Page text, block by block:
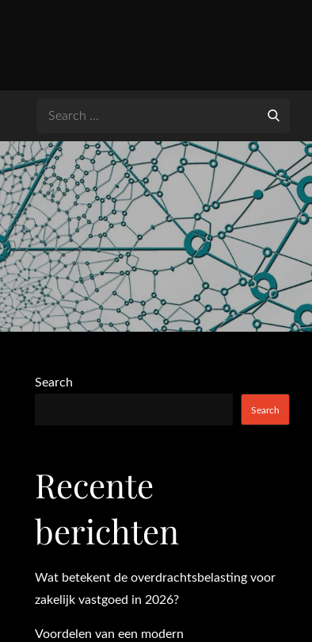
Search
Search
Search
Recente
berichten
Wat betekent de overdrachtsbelasting voor
zakelijk vastgoed in 2026?
Voordelen van een modern